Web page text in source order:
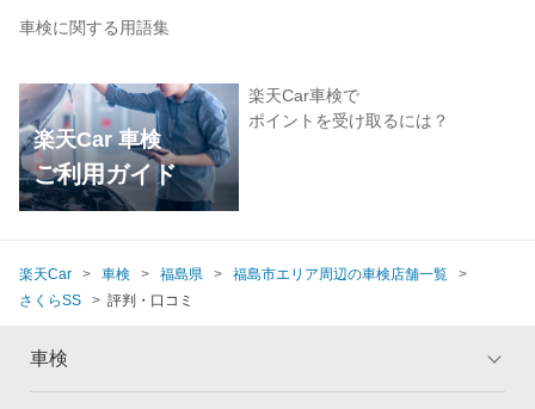
車検に関する用語集
楽天Car 車検
ご利用ガイド
楽天Car車検で
ポイントを受け取るには？
楽天Car 車検 福島県
福島市エリア周辺の車検店舗一覧
さくらSS
評判・口コミ
車検